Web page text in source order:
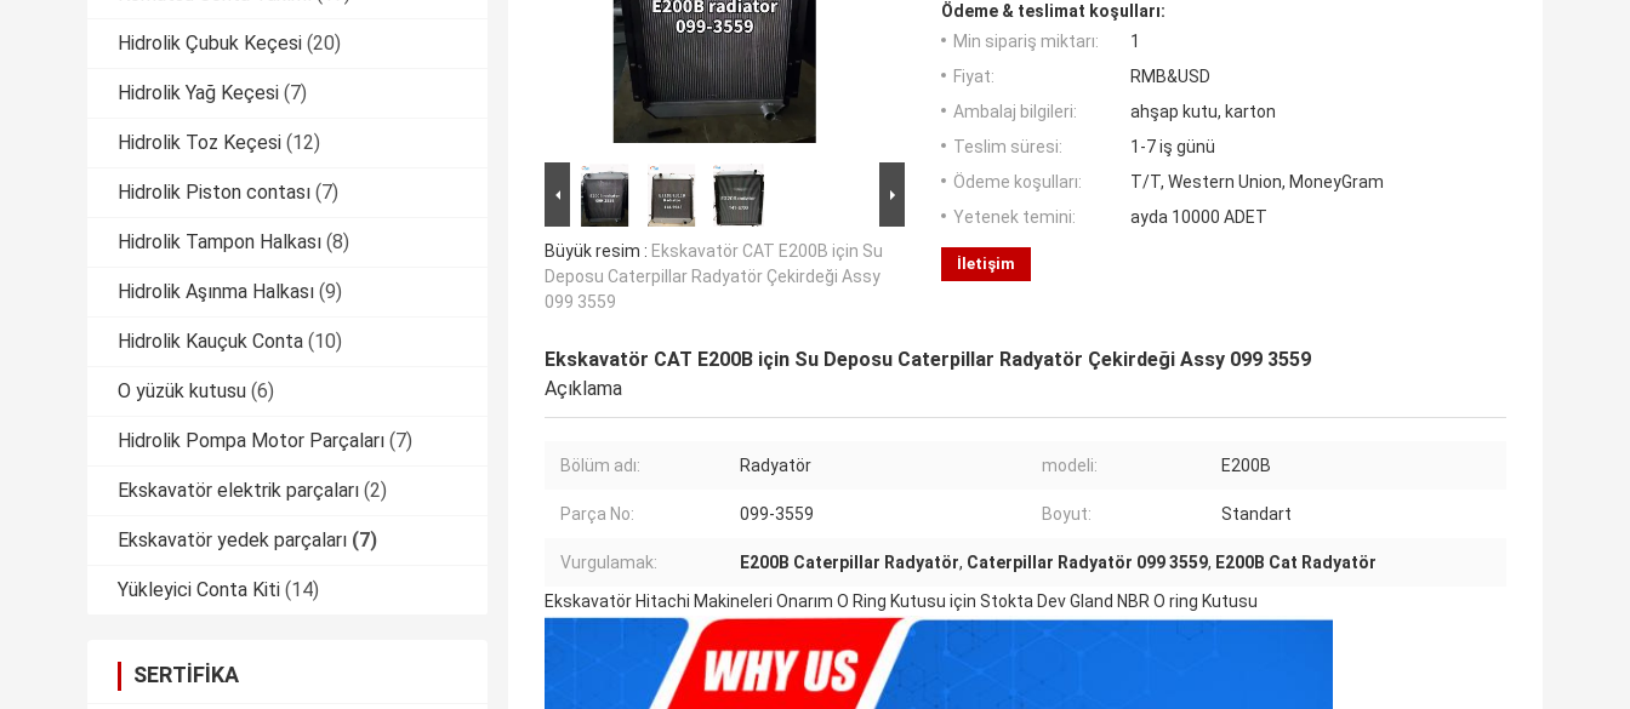
Hidrolik Çubuk Keçesi (20)
Hidrolik Yağ Keçesi (7)
Hidrolik Toz Keçesi (12)
Hidrolik Piston contası (7)
Hidrolik Tampon Halkası (8)
Hidrolik Aşınma Halkası (9)
Hidrolik Kauçuk Conta (10)
O yüzük kutusu (6)
Hidrolik Pompa Motor Parçaları (7)
Ekskavatör elektrik parçaları (2)
Ekskavatör yedek parçaları (7)
Yükleyici Conta Kiti (14)
SERTIFIKA
Büyük resim : Ekskavatör CAT E200B için Su
Deposu Caterpillar Radyatör Çekirdeği Assy
099 3559
Ödeme & teslimat koşulları:
Min sipariş miktarı:
1
Fiyat:
RMB&USD
Ambalaj bilgileri:
ahşap kutu, karton
Teslim süresi:
1-7 iş günü
Ödeme koşulları:
T/T, Western Union, MoneyGram
Yetenek temini:
ayda 10000 ADET
İletişim
Ekskavatör CAT E200B için Su Deposu Caterpillar Radyatör Çekirdeği Assy 099 3559
Açıklama
Bölüm adı: Radyatör modeli: E200B
Parça No: 099-3559 Boyut: Standart
Vurgulamak: E200B Caterpillar Radyatör, Caterpillar Radyatör 099 3559, E200B Cat Radyatör
Ekskavatör Hitachi Makineleri Onarım O Ring Kutusu için Stokta Dev Gland NBR O ring Kutusu